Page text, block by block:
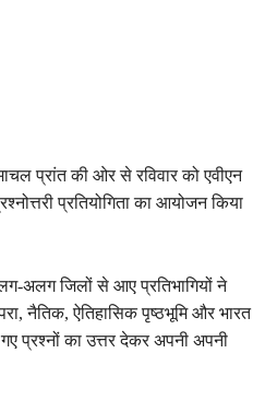
प्रांत की ओर से रविवार को एवीएन
प्रतियोगिता का आयोजन किया
अलग जिलों से आए प्रतिभागियों ने
नैतिक, ऐतिहासिक पृष्ठभूमि और भारत
प्रश्नों का उत्तर देकर अपनी अपनी